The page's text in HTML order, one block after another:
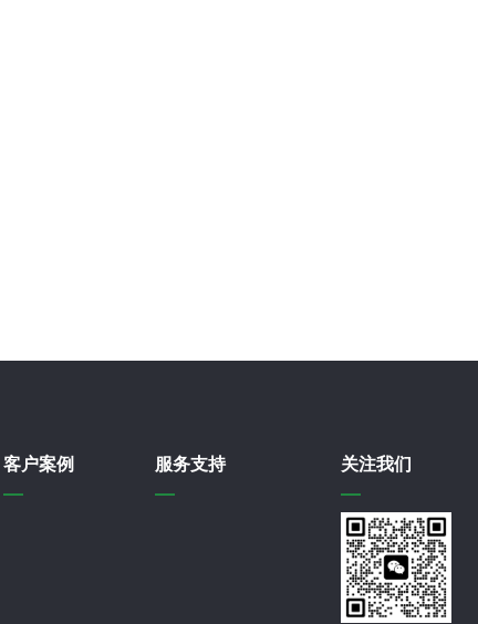
客户案例 服务支持 关注我们